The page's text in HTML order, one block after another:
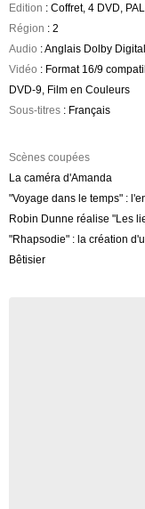
Edition : Coffret, 4 DVD,
Région : 2
Audio : Anglais Dolby
Vidéo : Format 16/9
DVD-9, Film en Couleurs
Sous-titres : Français
Scènes coupées
La caméra d'Amanda
"Voyage dans le temps" :
Robin Dunne réalise "Les
"Rhapsodie" : la création
Bêtisier